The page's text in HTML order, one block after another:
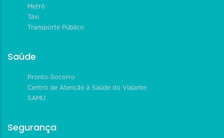
Metrô
Táxi
Transporte Público
Saúde
Pronto-Socorro
Centro de Atenção à Saúde do Viajante
SAMU
Segurança